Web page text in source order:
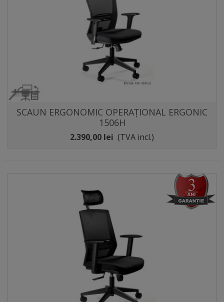
SCAUN ERGONOMIC OPERAȚIONAL ERGONIC
1506H
2.390,00 lei (TVA incl.)